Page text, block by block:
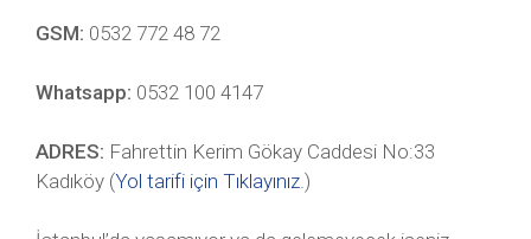
GSM: 0532 772 48 72
Whatsapp: 0532 100 4147
ADRES: Fahrettin Kerim Gökay Caddesi No:33
Kadıköy (Yol tarifi için Tıklayınız.)